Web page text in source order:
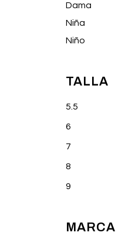
Dama
Niña
Niño
TALLA
5.5
6
7
8
9
MARCA